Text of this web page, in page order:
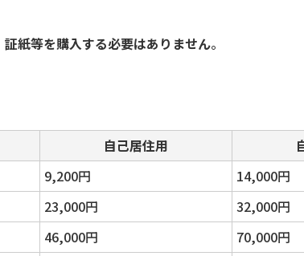
証紙等を購入する必要はありません。
自己居住用
9,200円 14,000円
23,000円 32,000円
46,000円 70,000円